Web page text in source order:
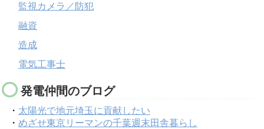
監視カメラ／防犯
融資
造成
電気工事士
発電仲間のブログ
・ 太陽光で地元埼玉に貢献したい
・ めざせ東京リーマンの千葉週末田舎暮らし